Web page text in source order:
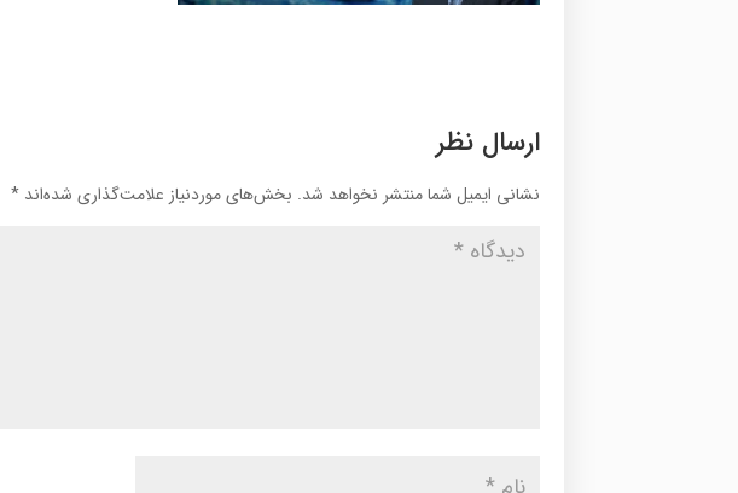
ارسال نظر
نشانی ایمیل شما منتشر نخواهد شد. بخش‌های موردنیاز علامت‌گذاری شده‌اند*